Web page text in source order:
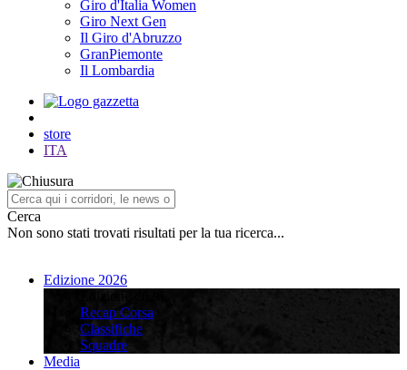
Giro d'Italia Women
Giro Next Gen
Il Giro d'Abruzzo
GranPiemonte
Il Lombardia
store
ITA
Cerca
Non sono stati trovati risultati per la tua ricerca...
Edizione 2026
Recap Corsa
Classifiche
Squadre
Media